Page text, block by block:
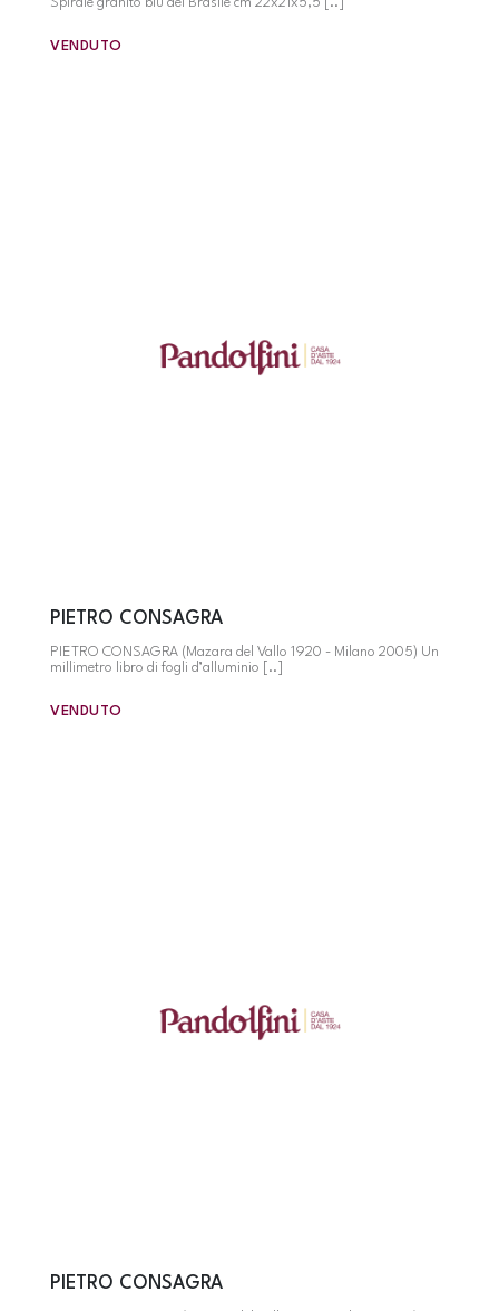
VENDUTO
PIETRO CONSAGRA
PIETRO CONSAGRA (Mazara del Vallo 1920 - Milano 2005) Un
millimetro libro di fogli d’alluminio [..]
VENDUTO
PIETRO CONSAGRA